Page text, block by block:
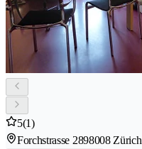
5(1)
Forchstrasse 2898008 Zürich